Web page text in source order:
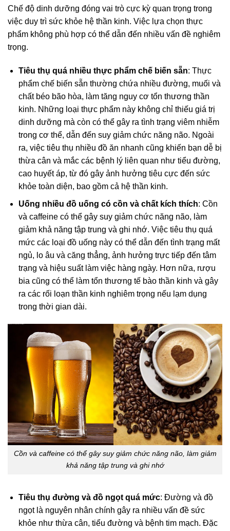
Chế độ dinh dưỡng đóng vai trò cực kỳ quan trọng trong
việc duy trì sức khỏe hệ thần kinh. Việc lựa chọn thực
phẩm không phù hợp có thể dẫn đến nhiều vấn đề nghiêm
trọng.
Tiêu thụ quá nhiều thực phẩm chế biến sẵn: Thực
phẩm chế biến sẵn thường chứa nhiều đường, muối và
chất béo bão hòa, làm tăng nguy cơ tổn thương thần
kinh. Những loại thực phẩm này không chỉ thiếu giá trị
dinh dưỡng mà còn có thể gây ra tình trạng viêm nhiễm
trong cơ thể, dẫn đến suy giảm chức năng não. Ngoài
ra, việc tiêu thụ nhiều đồ ăn nhanh cũng khiến bạn dễ bị
thừa cân và mắc các bệnh lý liên quan như tiểu đường,
cao huyết áp, từ đó gây ảnh hưởng tiêu cực đến sức
khỏe toàn diện, bao gồm cả hệ thần kinh.
Uống nhiều đồ uống có cồn và chất kích thích: Cồn
và caffeine có thể gây suy giảm chức năng não, làm
giảm khả năng tập trung và ghi nhớ. Việc tiêu thụ quá
mức các loại đồ uống này có thể dẫn đến tình trạng mất
ngủ, lo âu và căng thẳng, ảnh hưởng trực tiếp đến tâm
trạng và hiệu suất làm việc hàng ngày. Hơn nữa, rượu
bia cũng có thể làm tổn thương tế bào thần kinh và gây
ra các rối loạn thần kinh nghiêm trọng nếu lạm dụng
trong thời gian dài.
Cồn và caffeine có thể gây suy giảm chức năng não, làm giảm
khả năng tập trung và ghi nhớ
Tiêu thụ đường và đồ ngọt quá mức: Đường và đồ
ngọt là nguyên nhân chính gây ra nhiều vấn đề sức
khỏe như thừa cân, tiểu đường và bệnh tim mạch. Đặc